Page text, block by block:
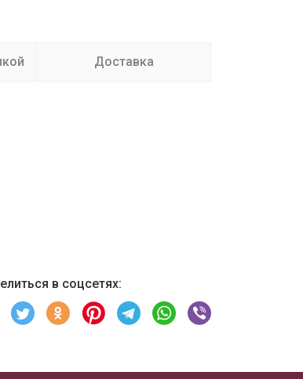
Доставка
в соцсетях: